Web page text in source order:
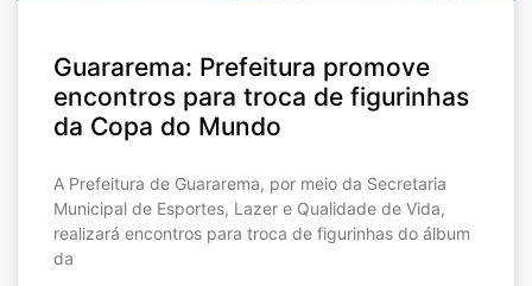
Guararema: Prefeitura promove
encontros para troca de figurinhas
da Copa do Mundo
A Prefeitura de Guararema, por meio da Secretaria
Municipal de Esportes, Lazer e Qualidade de Vida,
realizará encontros para troca de figurinhas do álbum
da